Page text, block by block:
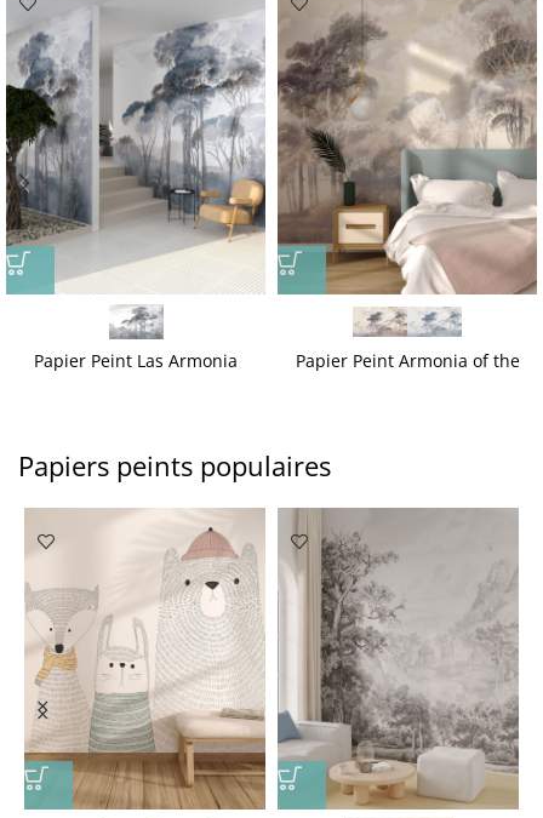
Papier Peint Las Armonia
Papier Peint Armonia of the
Papiers peints populaires